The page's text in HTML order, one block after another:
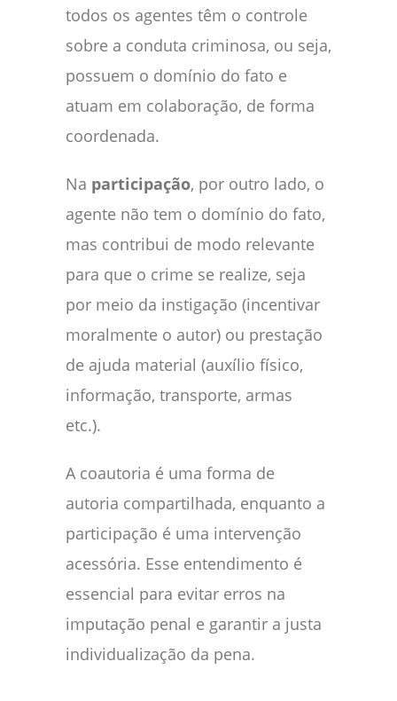
todos os agentes têm o controle
sobre a conduta criminosa, ou seja,
possuem o domínio do fato e
atuam em colaboração, de forma
coordenada.
Na participação, por outro lado, o
agente não tem o domínio do fato,
mas contribui de modo relevante
para que o crime se realize, seja
por meio da instigação (incentivar
moralmente o autor) ou prestação
de ajuda material (auxílio físico,
informação, transporte, armas
etc.).
A coautoria é uma forma de
autoria compartilhada, enquanto a
participação é uma intervenção
acessória. Esse entendimento é
essencial para evitar erros na
imputação penal e garantir a justa
individualização da pena.